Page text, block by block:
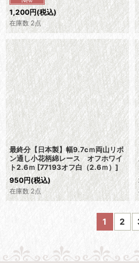
1,200円(税込)
在庫数 2点
最終分【日本製】幅9.7cｍ両山リボ
ン通し小花柄綿レース オフホワイ
ト2.6ｍ [77193オフ白（2.6ｍ） ]
950円(税込)
在庫数 2点
1 2